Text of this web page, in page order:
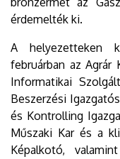
érdemelték ki.
A helyezetteken
februárban az Agrár
Informatikai
Beszerzési
és Kontrolling
Műszaki Kar és a
Képalkotó,